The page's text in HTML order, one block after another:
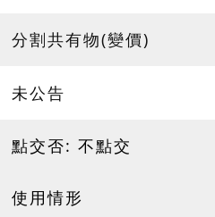
分割共有物(變價)
未公告
點交否: 不點交
使用情形